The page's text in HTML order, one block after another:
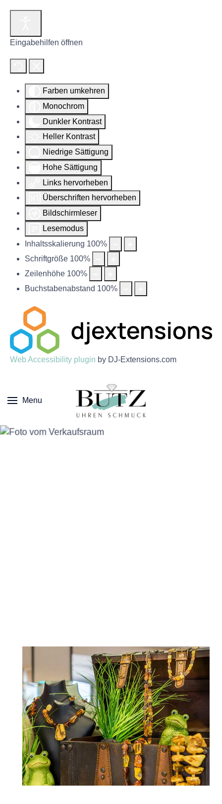
Eingabehilfen öffnen
Farben umkehren
Monochrom
Dunkler Kontrast
Heller Kontrast
Niedrige Sättigung
Hohe Sättigung
Links hervorheben
Überschriften hervorheben
Bildschirmleser
Lesemodus
Inhaltsskalierung 100%
Schriftgröße 100%
Zeilenhöhe 100%
Buchstabenabstand 100%
Web Accessibility plugin by DJ-Extensions.com
Menu